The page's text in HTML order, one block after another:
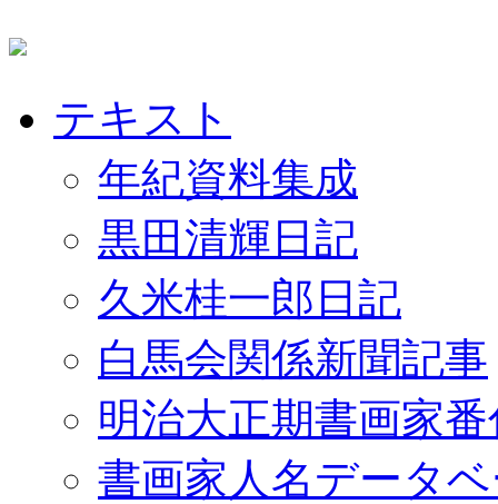
テキスト
年紀資料集成
黒田清輝日記
久米桂一郎日記
白馬会関係新聞記事
明治大正期書画家
書画家人名データ